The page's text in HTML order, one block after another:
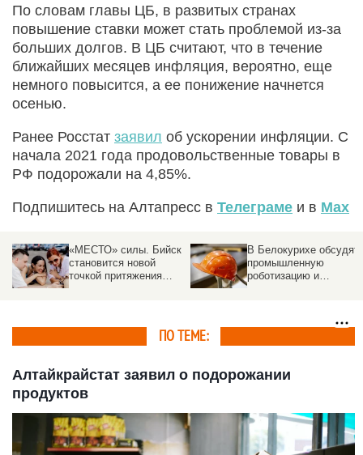
По словам главы ЦБ, в развитых странах
повышение ставки может стать проблемой из-за
больших долгов. В ЦБ считают, что в течение
ближайших месяцев инфляция, вероятно, еще
немного повысится, а ее понижение начнется
осенью.
Ранее Росстат заявил об ускорении инфляции. С
начала 2021 года продовольственные товары в
РФ подорожали на 4,85%.
Подпишитесь на Алтапресс в Телеграме и в Max
«МЕСТО» силы. Бийск
становится новой
точкой притяжения
В Белокурихе обсудят
промышленную
роботизацию и
ПО ТЕМЕ:
Алтайкрайстат заявил о подорожании
продуктов